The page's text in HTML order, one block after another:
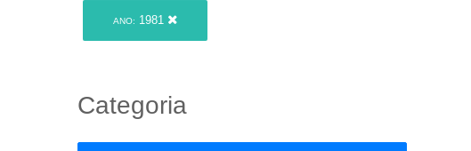
ANO: 1981
Categoria